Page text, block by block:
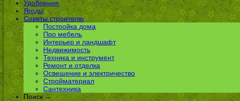
Удобрения
Ягоды
Советы строителю
Постройка дома
Про мебель
Интерьер и ландшафт
Недвижимость
Техника и инструмент
Ремонт и отделка
Освещение и электричество
Стройматериал
Сантехника
Поиск →